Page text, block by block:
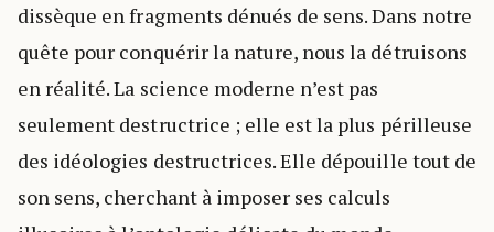
dissèque en fragments dénués de sens. Dans notre
quête pour conquérir la nature, nous la détruisons
en réalité. La science moderne n’est pas
seulement destructrice ; elle est la plus périlleuse
des idéologies destructrices. Elle dépouille tout de
son sens, cherchant à imposer ses calculs